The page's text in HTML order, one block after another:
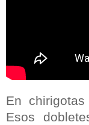
En
Esos